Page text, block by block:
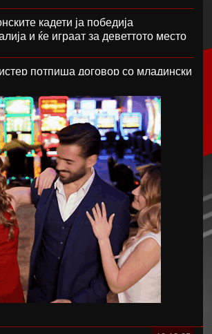
кадети ја победија
и ќе играат за деветтото место
потпиша договор со младински
официјално претставен во
де Вен се согласи на нов договор
го заврши настапот во
Сити почнаа преговори за Родри,
и првата понуда
на Инфантино